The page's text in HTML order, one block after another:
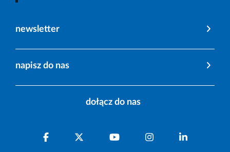
newsletter
napisz do nas
dołącz do nas